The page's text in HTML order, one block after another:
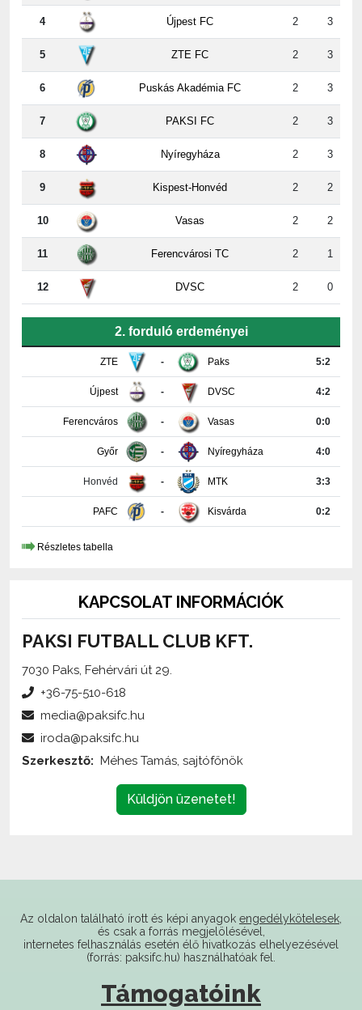
5 ZTE FC 2 3
6 Puskás Akadémia FC 2 3
7 PAKSI FC 2 3
8 Nyíregyháza 2 3
9 Kispest-Honvéd 2 2
10 Vasas 2 2
11 Ferencvárosi TC 2 1
12 DVSC 2 0
ZTE - Paks
Újpest DVSC 4:2
Ferencváros Vasas 0:0
Győr Nyíregyháza 4:0
Honvéd MTK 3:3
PAFC Kisvárda 0:2
Részletes tabella
PAKSI FUTBALL CLUB KFT.
7030 Paks, Fehérvári út 29.
Küldjön üzenetet!
internetes felhasználás esetén élő hivatkozás elhelyezésével
(forrás: paksifc.hu) használhatóak fel.
Támogatóink